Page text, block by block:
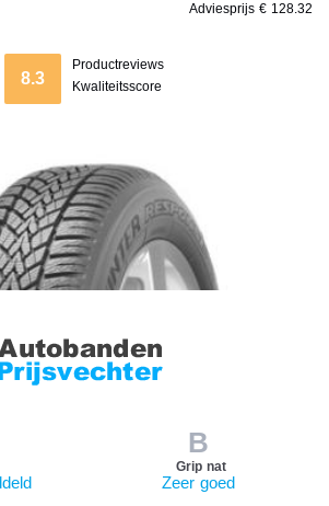
Adviesprijs € 128.32
8.3
Productreviews
Kwaliteitsscore
B
Grip nat
Zeer goed